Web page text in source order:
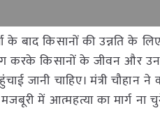
के बाद किसानों की उन्नति के
करके किसानों के जीवन और
जानी चाहिए। मंत्री
में आत्महत्या का मार्ग ना